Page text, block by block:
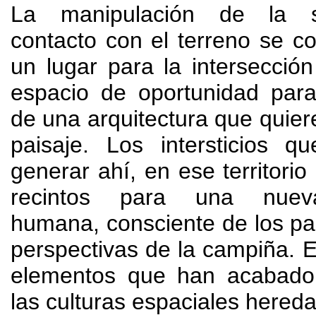
La manipulación de la
contacto con el terreno se
un lugar para la
espacio de oportunidad
de una arquitectura que
paisaje. Los intersticios
generar ahí, en ese territorio
recintos para una
humana, consciente de los
perspectivas de la campiña.
elementos que han
las culturas espaciales